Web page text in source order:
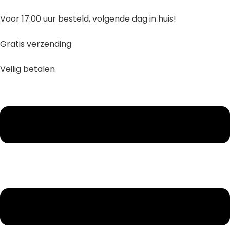
naar
Voor 17:00 uur besteld, volgende dag in huis!
Gratis verzending
Veilig betalen